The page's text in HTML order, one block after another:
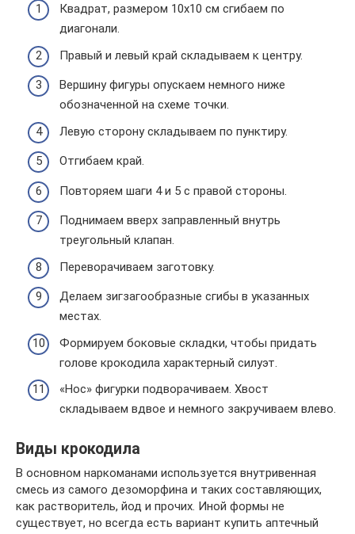
Квадрат, размером 10х10 см сгибаем по
диагонали.
Правый и левый край складываем к центру.
Вершину фигуры опускаем немного ниже
обозначенной на схеме точки.
Левую сторону складываем по пунктиру.
Отгибаем край.
Повторяем шаги 4 и 5 с правой стороны.
Поднимаем вверх заправленный внутрь
треугольный клапан.
Переворачиваем заготовку.
Делаем зигзагообразные сгибы в указанных
местах.
Формируем боковые складки, чтобы придать
голове крокодила характерный силуэт.
«Нос» фигурки подворачиваем. Хвост
складываем вдвое и немного закручиваем влево.
Виды крокодила
В основном наркоманами используется внутривенная
смесь из самого дезоморфина и таких составляющих,
как растворитель, йод и прочих. Иной формы не
существует, но всегда есть вариант купить аптечный